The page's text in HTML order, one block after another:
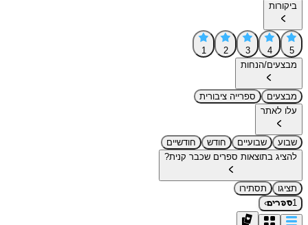
ביקורות
5
4
3
2
1
מבצעים/הנחות
מבצעים
ספרייה ציבורית
עלו לאתר
שבוע שבועיים חודש
חודשיים
להציג בתוצאות ספרים שכבר קנית?
תציגו
תסתירו
1ספרים›